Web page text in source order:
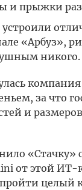
и прыжки
«Арбуз»,
никого.
за что
и
от этой ИТ-
целый